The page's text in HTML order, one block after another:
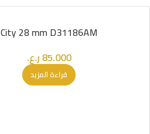
City 28 mm D31186AM
85.000ر.ع.
قراءة المزيد